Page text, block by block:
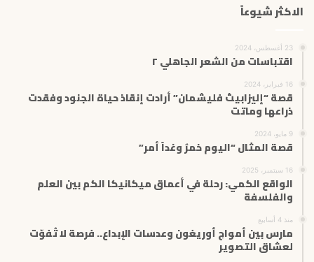
الاكثر شيوعاً
23 أغسطس، 2024
اقتباسات من الشعر الجاهلي ٢
16 فبراير، 2024
قصة “إليزابيث فليشمان” أرادت إنقاذ حياة الجنود وفقدت
ذراعها وماتت
9 مايو، 2024
قصة المثال “اليوم خمرٌ وغداً أمر”
16 سبتمبر، 2025
الواقع الكمي: رحلة في أعماق ميكانيكا الكم بين العلم
والفلسفة
منذ 4 أسابيع
مارس بين أمواج أوريغون وعدسات الإبداع.. فرصة لا تُفوّت
لعشاق التصوير